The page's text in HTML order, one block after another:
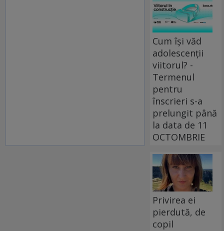
Cum își văd
adolescenții
viitorul? -
Termenul
pentru
înscrieri s-a
prelungit până
la data de 11
OCTOMBRIE
Privirea ei
pierdută, de
copil